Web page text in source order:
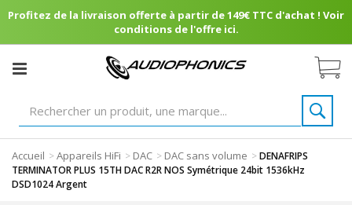
Profitez de la livraison offerte à partir de 149€ TTC d'achat ! Voir
conditions de l'offre ici.
Accueil >Appareils HiFi > DAC > DAC sans volume >DENAFRIPS
TERMINATOR PLUS 15TH DAC R2R NOS Symétrique 24bit 1536kHz
DSD1024 Argent